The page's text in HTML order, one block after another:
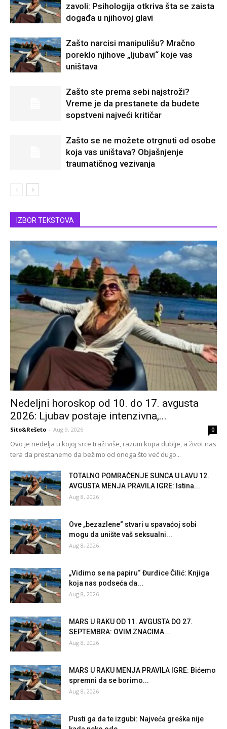
zavoli: Psihologija otkriva šta se zaista
događa u njihovoj glavi
Zašto narcisi manipulišu? Mračno
poreklo njihove „ljubavi“ koje vas
uništava
Zašto ste prema sebi najstroži?
Vreme je da prestanete da budete
sopstveni najveći kritičar
Zašto se ne možete otrgnuti od osobe
koja vas uništava? Objašnjenje
traumatičnog vezivanja
IZBOR TEKSTOVA
Nedeljni horoskop od 10. do 17. avgusta
2026: Ljubav postaje intenzivna,...
Sito&Rešeto - Aug 9, 2026 0
Ovo je nedelja u kojoj srce traži više, razum kopa dublje, a život nas
tera da prestanemo da bežimo od onoga što već dugo...
TOTALNO POMRAČENJE SUNCA U LAVU 12.
AVGUSTA MENJA PRAVILA IGRE: Istina...
Aug 8, 2026
Ove „bezazlene“ stvari u spavaćoj sobi
mogu da unište vaš seksualni...
Aug 8, 2026
„Vidimo se na papiru“ Đurđice Čilić: Knjiga
koja nas podseća da...
Aug 8, 2026
MARS U RAKU OD 11. AVGUSTA DO 27.
SEPTEMBRA: OVIM ZNACIMA...
Aug 8, 2026
MARS U RAKU MENJA PRAVILA IGRE: Bićemo
spremni da se borimo...
Aug 8, 2026
Pusti ga da te izgubi: Najveća greška nije